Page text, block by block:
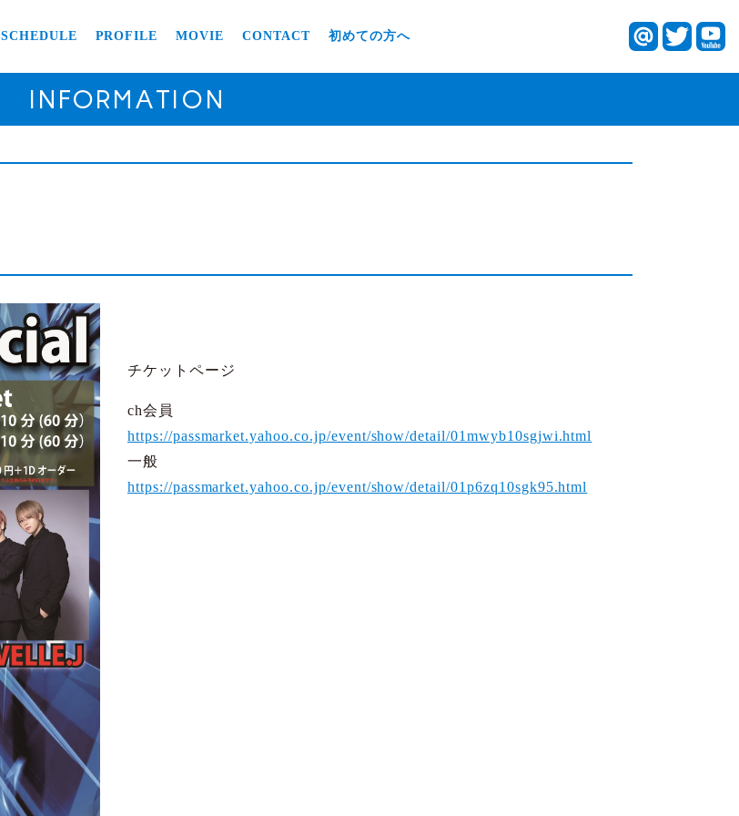
SCHEDULE PROFILE MOVIE CONTACT 初めての方へ
INFORMATION
チケットページ
ch会員
https://passmarket.yahoo.co.jp/event/show/detail/01mwyb10sgjwi.html
一般
https://passmarket.yahoo.co.jp/event/show/detail/01p6zq10sgk95.html